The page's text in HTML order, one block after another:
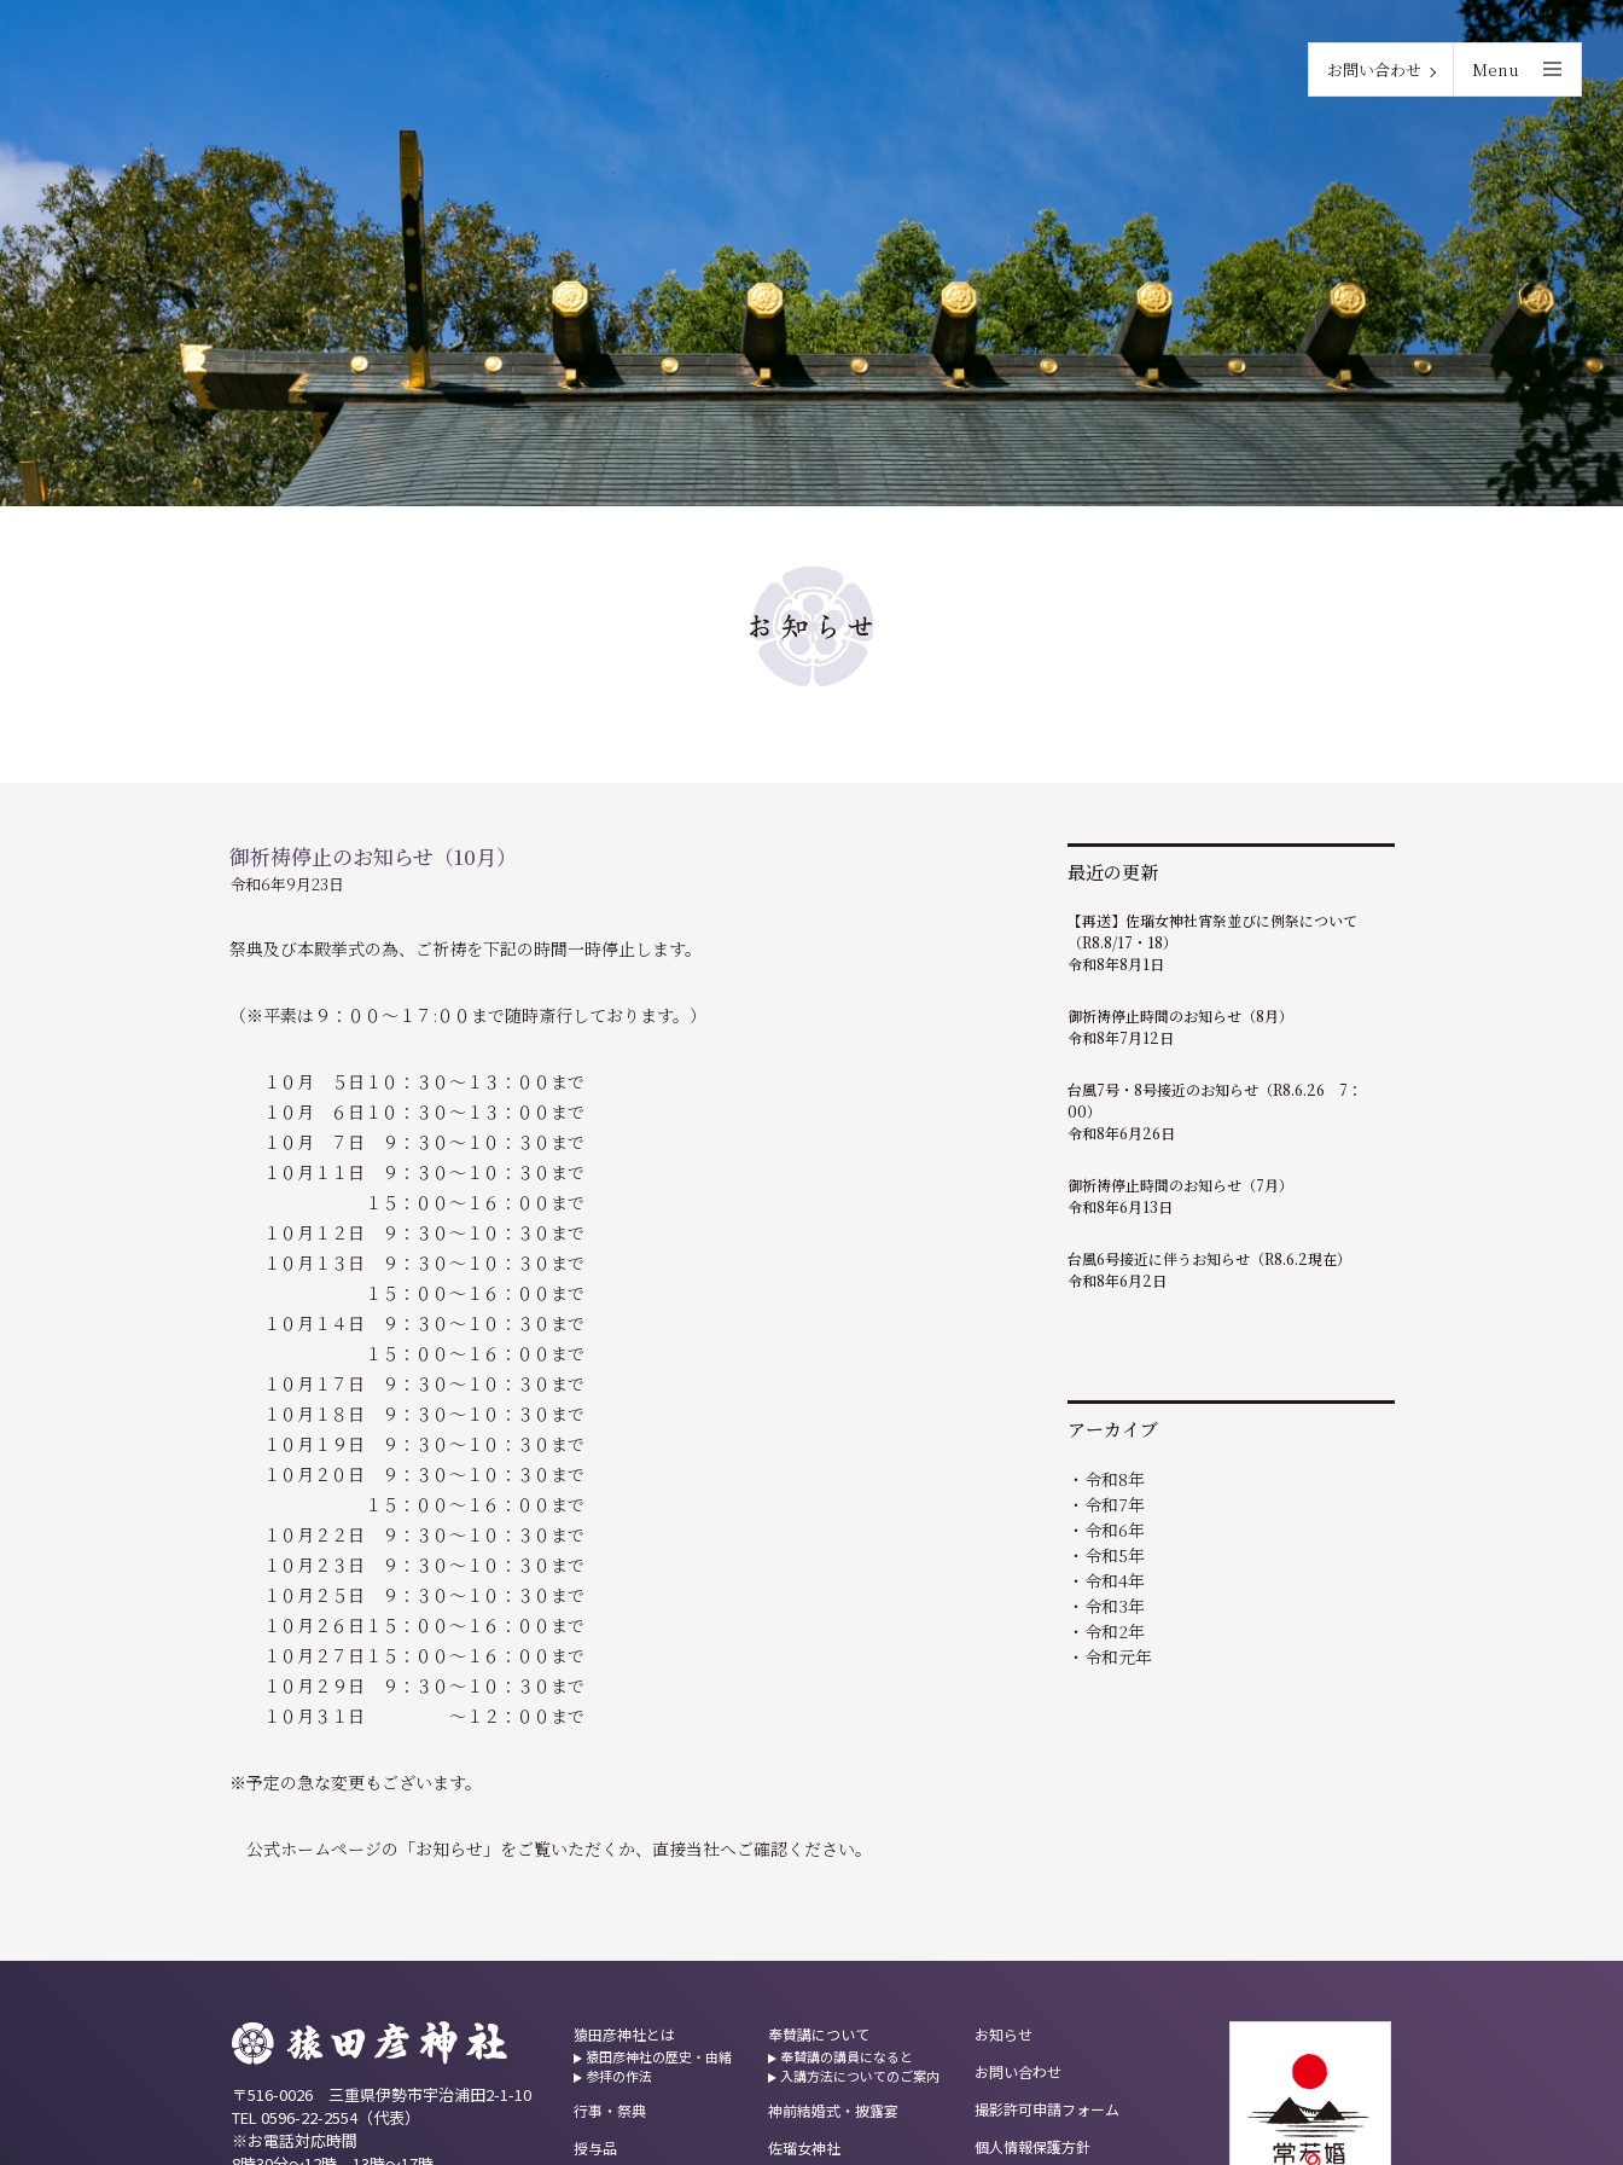
お問い合わせ
御祈祷停止のお知らせ（10月）
令和6年9月23日
祭典及び本殿挙式の為、ご祈祷を下記の時間一時停止します。
（※平素は９：００～１７:００まで随時斎行しております。）
１０月 ５日１０：３０～１３：００まで
１０月 ６日１０：３０～１３：００まで
１０月 ７日 ９：３０～１０：３０まで
１０月１１日 ９：３０～１０：３０まで
１５：００～１６：００まで
１０月１２日 ９：３０～１０：３０まで
１０月１３日 ９：３０～１０：３０まで
１５：００～１６：００まで
１０月１４日 ９：３０～１０：３０まで
１５：００～１６：００まで
１０月１７日 ９：３０～１０：３０まで
１０月１８日 ９：３０～１０：３０まで
１０月１９日 ９：３０～１０：３０まで
１０月２０日 ９：３０～１０：３０まで
１５：００～１６：００まで
１０月２２日 ９：３０～１０：３０まで
１０月２３日 ９：３０～１０：３０まで
１０月２５日 ９：３０～１０：３０まで
１０月２６日１５：００～１６：００まで
１０月２７日１５：００～１６：００まで
１０月２９日 ９：３０～１０：３０まで
１０月３１日 ～１２：００まで
※予定の急な変更もございます。
公式ホームページの「お知らせ」をご覧いただくか、直接当社へご確認ください。
最近の更新
【再送】佐瑠女神社宵祭並びに例祭について
（R8.8/17・18）
令和8年8月1日
御祈祷停止時間のお知らせ（8月）
令和8年7月12日
台風7号・8号接近のお知らせ（R8.6.26 7：
00）
令和8年6月26日
御祈祷停止時間のお知らせ（7月）
令和8年6月13日
台風6号接近に伴うお知らせ（R8.6.2現在）
令和8年6月2日
アーカイブ
令和8年
令和7年
令和6年
令和5年
令和4年
令和3年
令和2年
令和元年
〒516-0026 三重県伊勢市宇治浦田2-1-10
TEL 0596-22-2554（代表）
※お電話対応時間
猿田彦神社とは
猿田彦神社の歴史・由緒
参拝の作法
行事・祭典
授与品
奉賛講について
奉賛講の講員になると
入講方法についてのご案内
神前結婚式・披露宴
佐瑠女神社
お知らせ
お問い合わせ
撮影許可申請フォーム
個人情報保護方針